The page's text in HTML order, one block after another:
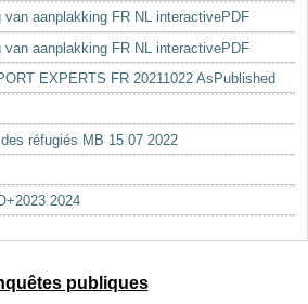
aanplakking FR NL interactivePDF
aanplakking FR NL interactivePDF
EXPERTS FR 20211022 AsPublished
réfugiés MB 15 07 2022
2024
publiques